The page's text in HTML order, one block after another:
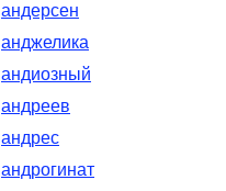
андерсен
анджелика
андиозный
андреев
андрес
андрогинат